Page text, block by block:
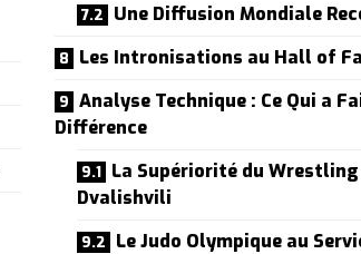
Une Diffusion Mondiale
Les Intronisations au Hall of
Analyse Technique : Ce Qui a
Différence
La Supériorité du Wrestling
Dvalishvili
Le Judo Olympique au